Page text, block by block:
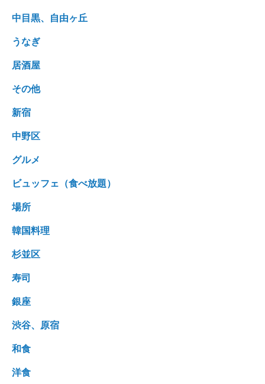
中目黒、自由ヶ丘
うなぎ
居酒屋
その他
新宿
中野区
グルメ
ビュッフェ（食べ放題）
場所
韓国料理
杉並区
寿司
銀座
渋谷、原宿
和食
洋食